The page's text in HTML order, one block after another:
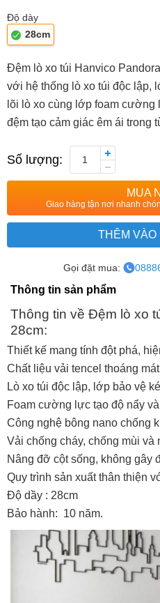
Độ dày
28cm
Đệm lò xo túi Hanvico
với hệ thống lò xo túi độc lập,
lõi lò xo cùng lớp foam cường
đệm tạo cảm giác êm ái trong
Số lượng: 1
MUA
Giao hàng tận nơi nhanh
THÊM VÀO
Gọi đặt mua:
Thông tin sản phẩm
Thông tin về Đệm lò xo
28cm:
Thiết kế mang tính đột phá,
Chất liệu vải tencel thoáng
Lò xo túi độc lập, lớp bảo vệ
Foam cường lực tạo độ nẩy
Công nghệ bông nano chống
Vải chống cháy, chống mùi và
Nâng đỡ cột sống, không gây
Quy trình sản xuất thân thiện
Độ dầy : 28cm
Bảo hành: 10 năm.